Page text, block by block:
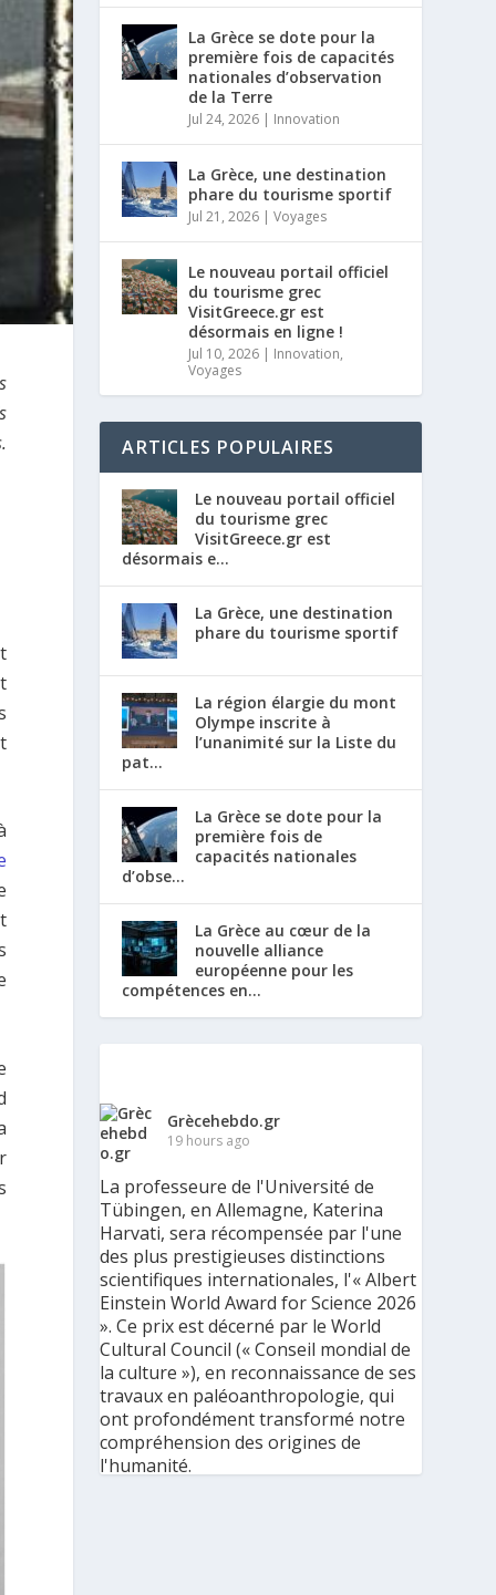
La Grèce se dote pour la
première fois de capacités
nationales d’observation
de la Terre
Jul 24, 2026 | Innovation
La Grèce, une destination
phare du tourisme sportif
Jul 21, 2026 |Voyages
Le nouveau portail officiel
du tourisme grec
VisitGreece.gr est
désormais en ligne !
Jul 10, 2026 | Innovation,
Voyages
ARTICLES POPULAIRES
Le nouveau portail officiel
du tourisme grec
VisitGreece.gr est
désormais e...
La Grèce, une destination
phare du tourisme sportif
La région élargie du mont
Olympe inscrite à
l’unanimité sur la Liste du
pat...
La Grèce se dote pour la
première fois de
capacités nationales
d’obse...
La Grèce au cœur de la
nouvelle alliance
européenne pour les
compétences en...
Grècehebdo.gr
19 hours ago
La professeure de l'Université de
Tübingen, en Allemagne, Katerina
Harvati, sera récompensée par l'une
des plus prestigieuses distinctions
scientifiques internationales, l'« Albert
Einstein World Award for Science 2026
». Ce prix est décerné par le World
Cultural Council (« Conseil mondial de
la culture »), en reconnaissance de ses
travaux en paléoanthropologie, qui
ont profondément transformé notre
compréhension des origines de
l'humanité.